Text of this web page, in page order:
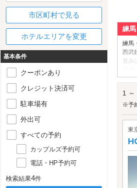
練
練馬
西武
並み
楽し
こと
ルは
1
※予
東
市区町村で見る
ホテルエリアを変更
基本条件
クーポンあり
クレジット決済可
駐車場有
外出可
すべての予約
カップルズ予約可
電話・HP予約可
検索結果4件